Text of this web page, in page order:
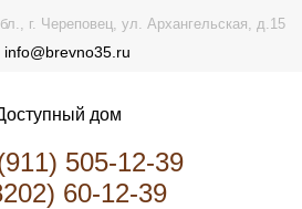
г. Череповец, ул. Архангельская, д.15
info@brevno35.ru
505-12-39
60-12-39